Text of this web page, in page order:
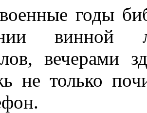
годы
винной
вечерами
не только